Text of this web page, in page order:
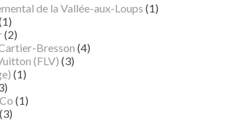
de la Vallée-aux-Loups (1)
(2)
Bresson (4)
(FLV) (3)
(1)
(1)
(3)